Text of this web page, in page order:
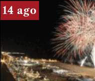
14 ago